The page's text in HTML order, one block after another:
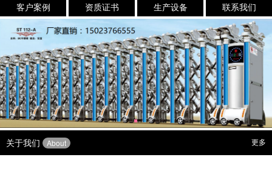
客户案例
资质证书 生产设备 联系我们
关于我们 About 更多